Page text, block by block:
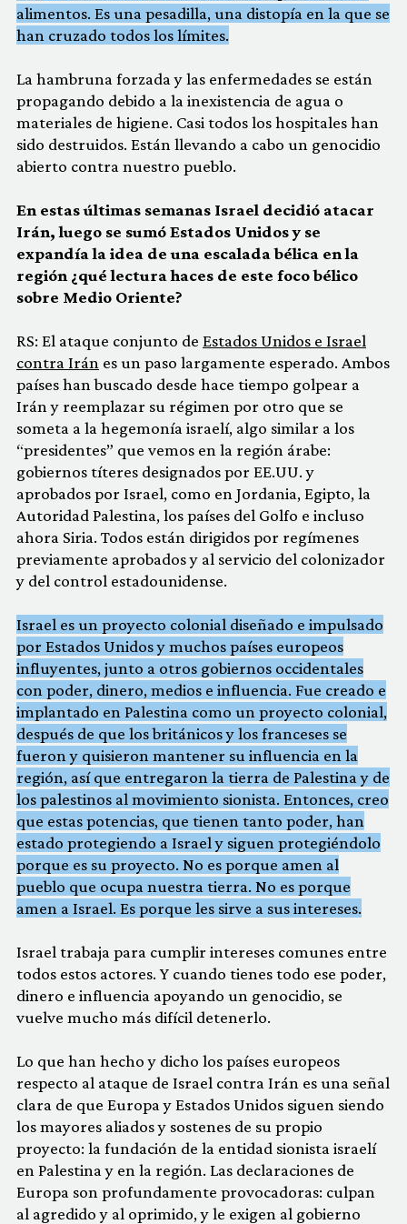
alimentos. Es una pesadilla, una distopía en la que se
han cruzado todos los límites.
La hambruna forzada y las enfermedades se están
propagando debido a la inexistencia de agua o
materiales de higiene. Casi todos los hospitales han
sido destruidos. Están llevando a cabo un genocidio
abierto contra nuestro pueblo.
En estas últimas semanas Israel decidió atacar
Irán, luego se sumó Estados Unidos y se
expandía la idea de una escalada bélica en la
región ¿qué lectura haces de este foco bélico
sobre Medio Oriente?
RS: El ataque conjunto de Estados Unidos e Israel
contra Irán es un paso largamente esperado. Ambos
países han buscado desde hace tiempo golpear a
Irán y reemplazar su régimen por otro que se
someta a la hegemonía israelí, algo similar a los
“presidentes” que vemos en la región árabe:
gobiernos títeres designados por EE.UU. y
aprobados por Israel, como en Jordania, Egipto, la
Autoridad Palestina, los países del Golfo e incluso
ahora Siria. Todos están dirigidos por regímenes
previamente aprobados y al servicio del colonizador
y del control estadounidense.
Israel es un proyecto colonial diseñado e impulsado
por Estados Unidos y muchos países europeos
influyentes, junto a otros gobiernos occidentales
con poder, dinero, medios e influencia. Fue creado e
implantado en Palestina como un proyecto colonial,
después de que los británicos y los franceses se
fueron y quisieron mantener su influencia en la
región, así que entregaron la tierra de Palestina y de
los palestinos al movimiento sionista. Entonces, creo
que estas potencias, que tienen tanto poder, han
estado protegiendo a Israel y siguen protegiéndolo
porque es su proyecto. No es porque amen al
pueblo que ocupa nuestra tierra. No es porque
amen a Israel. Es porque les sirve a sus intereses.
Israel trabaja para cumplir intereses comunes entre
todos estos actores. Y cuando tienes todo ese poder,
dinero e influencia apoyando un genocidio, se
vuelve mucho más difícil detenerlo.
Lo que han hecho y dicho los países europeos
respecto al ataque de Israel contra Irán es una señal
clara de que Europa y Estados Unidos siguen siendo
los mayores aliados y sostenes de su propio
proyecto: la fundación de la entidad sionista israelí
en Palestina y en la región. Las declaraciones de
Europa son profundamente provocadoras: culpan
al agredido y al oprimido, y le exigen al gobierno